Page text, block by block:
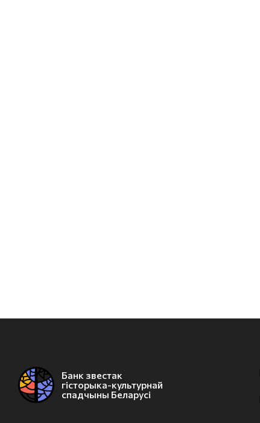
Банк звестак
гісторыка-культурнай
спадчыны Беларусі